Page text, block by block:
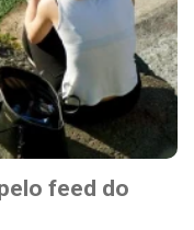
feed do